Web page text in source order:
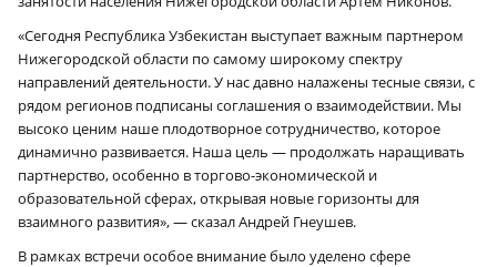
«Сегодня Республика Узбекистан выступает важным партнером
Нижегородской области по самому широкому спектру
направлений деятельности. У нас давно налажены тесные связи, с
рядом регионов подписаны соглашения о взаимодействии. Мы
высоко ценим наше плодотворное сотрудничество, которое
динамично развивается. Наша цель — продолжать наращивать
партнерство, особенно в торгово-экономической и
образовательной сферах, открывая новые горизонты для
взаимного развития», — сказал Андрей Гнеушев.
В рамках встречи особое внимание было уделено сфере